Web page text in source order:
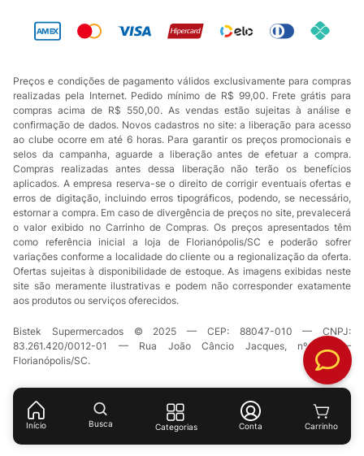
Início Busca Categorias Conta
Preços e condições de pagamento válidos exclusivamente para compras
realizadas pela Internet. Pedido mínimo de R$ 99,00. Frete grátis para
compras acima de R$ 550,00. As vendas estão sujeitas à análise e
confirmação de dados. Novos cadastros no site: a liberação para acesso
ao clube ocorre em até 6 horas. Para garantir os preços promocionais e
selos da campanha, aguarde a liberação antes de efetuar a compra.
Compras realizadas antes dessa liberação não terão os benefícios
aplicados. A empresa reserva-se o direito de corrigir eventuais ofertas e
erros de digitação, incluindo erros tipográficos, podendo, se necessário,
estornar a compra. Em caso de divergência de preços no site, prevalecerá
o valor exibido no Carrinho de Compras. Os preços apresentados têm
como referência inicial a loja de Florianópolis/SC e poderão sofrer
variações conforme a localidade do cliente ou a regionalização da oferta.
Ofertas sujeitas à disponibilidade de estoque. As imagens exibidas neste
site são meramente ilustrativas e podem não corresponder exatamente
aos produtos ou serviços oferecidos.
Bistek Supermercados © 2025 — CEP: 88047-010 — CNPJ:
83.261.420/0012-01 — Rua João Câncio Jacques, nº 49 —
Florianópolis/SC.